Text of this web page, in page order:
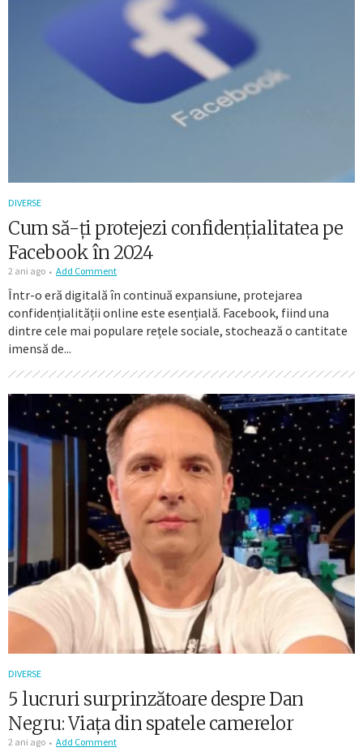
DIVERSE
Cum să-ți protejezi confidențialitatea pe
Facebook în 2024
2 ani ago Add Comment
Într-o eră digitală în continuă expansiune, protejarea
confidențialității online este esențială. Facebook, fiind una
dintre cele mai populare rețele sociale, stochează o cantitate
imensă de...
DIVERSE
5 lucruri surprinzătoare despre Dan
Negru: Viața din spatele camerelor
2 ani ago Add Comment